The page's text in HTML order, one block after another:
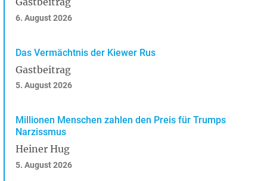
6. August 2026
Das Vermächtnis der Kiewer Rus
Gastbeitrag
5. August 2026
Millionen Menschen zahlen den Preis für Trumps
Narzissmus
Heiner Hug
5. August 2026